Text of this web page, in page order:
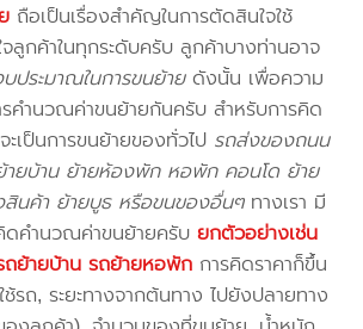
ถือเป็นเรื่องสำคัญในการตัดสินใจใช้
จลูกค้าในทุกระดับครับ ลูกค้าบางท่านอาจ
ประมาณในการขนย้ายดังนั้น เพื่อความ
รคำนวณค่าขนย้ายกันครับ สำหรับการคิด
ะเป็นการขนย้ายของทั่วไป รถส่งของถนน
ายบ้าน ย้ายห้องพัก หอพัก คอนโด ย้าย
สินค้า ย้ายบูธ หรือขนของอื่นๆทางเรา มี
ดคำนวณค่าขนย้ายครับยกตัวอย่างเช่น
ถย้ายบ้าน รถย้ายหอพัก การคิดราคาก็ขึ้น
ช้รถ, ระยะทางจากต้นทาง ไปยังปลายทาง